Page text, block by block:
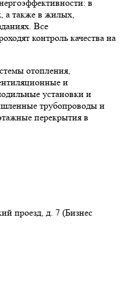
в
а также в жилых,
Все
контроль качества на
отопления,
и
установки и
трубопроводы и
перекрытия в
проезд, д. 7 (Бизнес